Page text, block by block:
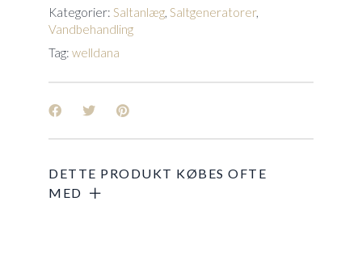
Kategorier: Saltanlæg, Saltgeneratorer,
Vandbehandling
Tag: welldana